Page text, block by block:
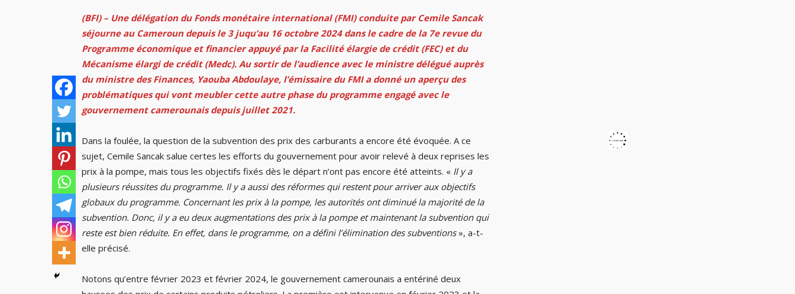
(BFI) – Une délégation du Fonds monétaire international (FMI) conduite par Cemile Sancak
séjourne au Cameroun depuis le 3 juqu’au 16 octobre 2024 dans le cadre de la 7e revue du
Programme économique et financier appuyé par la Facilité élargie de crédit (FEC) et du
Mécanisme élargi de crédit (Medc). Au sortir de l’audience avec le ministre délégué auprès
du ministre des Finances, Yaouba Abdoulaye, l’émissaire du FMI a donné un aperçu des
problématiques qui vont meubler cette autre phase du programme engagé avec le
gouvernement camerounais depuis juillet 2021.
Dans la foulée, la question de la subvention des prix des carburants a encore été évoquée. A ce
sujet, Cemile Sancak salue certes les efforts du gouvernement pour avoir relevé à deux reprises les
prix à la pompe, mais tous les objectifs fixés dès le départ n’ont pas encore été atteints. « Il y a
plusieurs réussites du programme. Il y a aussi des réformes qui restent pour arriver aux objectifs
globaux du programme. Concernant les prix à la pompe, les autorités ont diminué la majorité de la
subvention. Donc, il y a eu deux augmentations des prix à la pompe et maintenant la subvention qui
reste est bien réduite. En effet, dans le programme, on a défini l’élimination des subventions», a-t-
elle précisé.
Notons qu’entre février 2023 et février 2024, le gouvernement camerounais a entériné deux